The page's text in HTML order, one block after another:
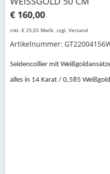
€ 160,00
inkl. € 25,55 MwSt. zzgl. Versand
Artikelnummer:
Seidencollier mit
alles in 14 Karat / 0,585